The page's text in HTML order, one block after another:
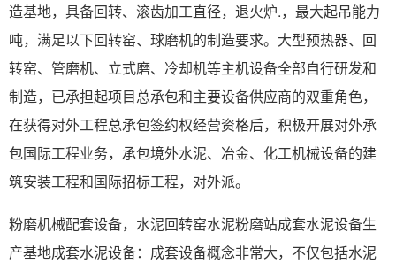
造基地，具备回转、滚齿加工直径，退火炉.，最大起吊能力
吨，满足以下回转窑、球磨机的制造要求。大型预热器、回
转窑、管磨机、立式磨、冷却机等主机设备全部自行研发和
制造，已承担起项目总承包和主要设备供应商的双重角色，
在获得对外工程总承包签约权经营资格后，积极开展对外承
包国际工程业务，承包境外水泥、冶金、化工机械设备的建
筑安装工程和国际招标工程，对外派。
粉磨机械配套设备，水泥回转窑水泥粉磨站成套水泥设备生
产基地成套水泥设备：成套设备概念非常大，不仅包括水泥